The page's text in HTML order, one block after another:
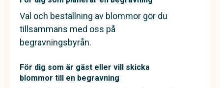
Val och beställning av blommor gör du
tillsammans med oss på
begravningsbyrån.
För dig som är gäst eller vill skicka
blommor till en begravning